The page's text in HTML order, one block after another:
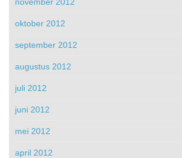
oktober 2012
september 2012
augustus 2012
juli 2012
juni 2012
mei 2012
april 2012